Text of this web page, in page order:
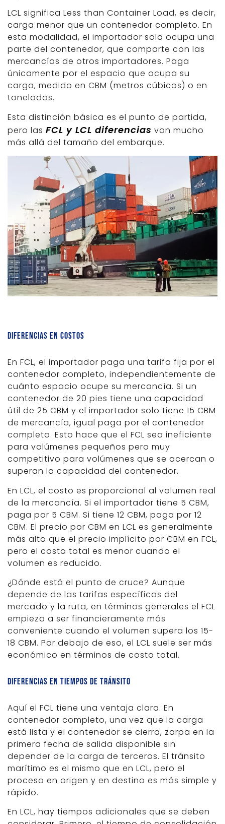
LCL significa Less than Container Load, es decir,
carga menor que un contenedor completo. En
esta modalidad, el importador solo ocupa una
parte del contenedor, que comparte con las
mercancías de otros importadores. Paga
únicamente por el espacio que ocupa su
carga, medido en CBM (metros cúbicos) o en
toneladas.
Esta distinción básica es el punto de partida,
pero las FCL y LCL diferencias van mucho
más allá del tamaño del embarque.
Diferencias en costos
En FCL, el importador paga una tarifa fija por el
contenedor completo, independientemente de
cuánto espacio ocupe su mercancía. Si un
contenedor de 20 pies tiene una capacidad
útil de 25 CBM y el importador solo tiene 15 CBM
de mercancía, igual paga por el contenedor
completo. Esto hace que el FCL sea ineficiente
para volúmenes pequeños pero muy
competitivo para volúmenes que se acercan o
superan la capacidad del contenedor.
En LCL, el costo es proporcional al volumen real
de la mercancía. Si el importador tiene 5 CBM,
paga por 5 CBM. Si tiene 12 CBM, paga por 12
CBM. El precio por CBM en LCL es generalmente
más alto que el precio implícito por CBM en FCL,
pero el costo total es menor cuando el
volumen es reducido.
¿Dónde está el punto de cruce? Aunque
depende de las tarifas específicas del
mercado y la ruta, en términos generales el FCL
empieza a ser financieramente más
conveniente cuando el volumen supera los 15-
18 CBM. Por debajo de eso, el LCL suele ser más
económico en términos de costo total.
Diferencias en tiempos de tránsito
Aquí el FCL tiene una ventaja clara. En
contenedor completo, una vez que la carga
está lista y el contenedor se cierra, zarpa en la
primera fecha de salida disponible sin
depender de la carga de terceros. El tránsito
marítimo es el mismo que en LCL, pero el
proceso en origen y en destino es más simple y
rápido.
En LCL, hay tiempos adicionales que se deben